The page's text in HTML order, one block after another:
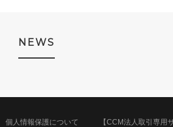
NEWS
個人情報保護について 【CCM法人取引専用